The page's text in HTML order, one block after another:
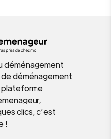
déménagement
déménagement
plateforme
clics, c’est
!